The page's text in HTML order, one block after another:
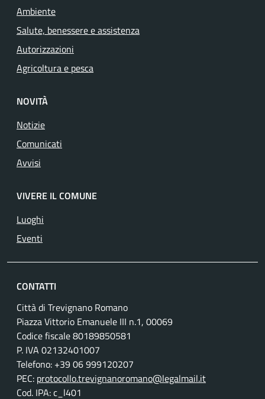
Ambiente
Salute, benessere e assistenza
Autorizzazioni
Agricoltura e pesca
NOVITÀ
Notizie
Comunicati
Avvisi
VIVERE IL COMUNE
Luoghi
Eventi
CONTATTI
Città di Trevignano Romano
Piazza Vittorio Emanuele III n.1, 00069
Codice fiscale 80189850581
P. IVA 02132401007
Telefono: +39 06 999120207
PEC: protocollo.trevignanoromano@legalmail.it
Cod. IPA: c_l401